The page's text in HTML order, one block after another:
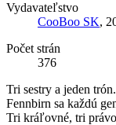
Vydavateľstvo
CooBoo SK,
Počet strán
376
Tri sestry a jeden
Fennbirn sa každú
Tri kráľovné, tri